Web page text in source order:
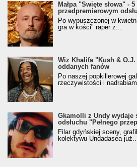
Małpa "Święte słowa" -
przedpremierowym
Po wypuszczonej w
gra w kości" raper z...
Wiz Khalifa "Kush &
oddanych fanów
Po naszej popkillerowej
rzeczywistości i
Gkamolli z Undy wydaje
odsłuchu "Pełnego
Filar gdyńskiej sceny,
kolektywu Undadasea